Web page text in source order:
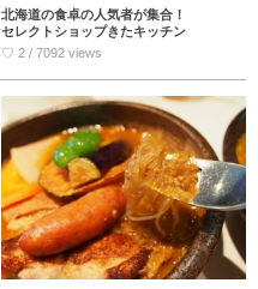
北海道の食卓の人気者が集合！
セレクトショップきたキッチン
♡ 2 / 7092 views